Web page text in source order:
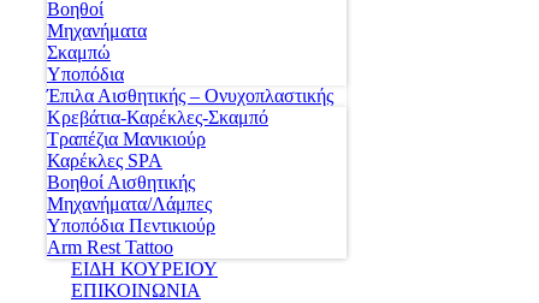
Βοηθοί
Μηχανήματα
Σκαμπώ
Υποπόδια
Έπιλα Αισθητικής – Ονυχοπλαστικής
Κρεβάτια-Καρέκλες-Σκαμπό
Τραπέζια Μανικιούρ
Καρέκλες SPA
Βοηθοί Αισθητικής
Μηχανήματα/Λάμπες
Υποπόδια Πεντικιούρ
Arm Rest Tattoo
ΕΙΔΗ ΚΟΥΡΕΙΟΥ
ΕΠΙΚΟΙΝΩΝΙΑ